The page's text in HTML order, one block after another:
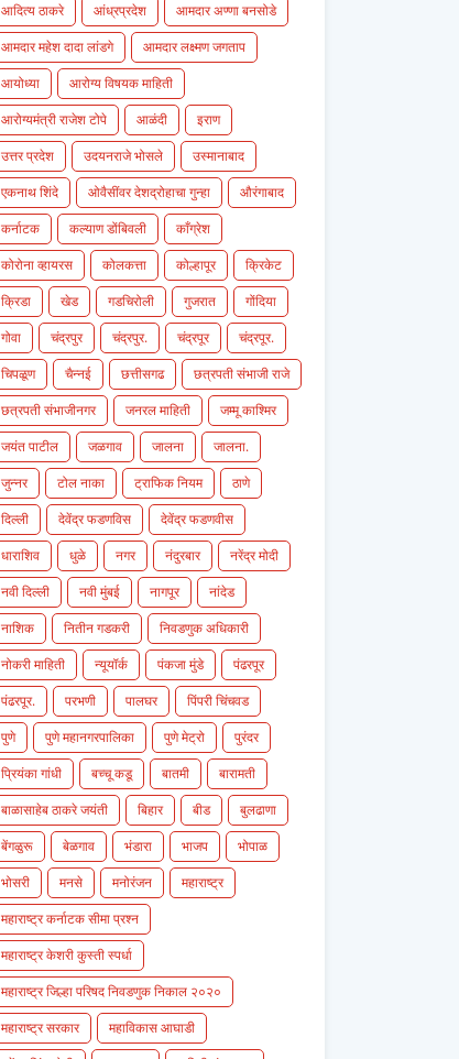
आदित्य ठाकरे
आंध्रप्रदेश
आमदार अण्णा बनसोडे
आमदार महेश दादा लांडगे
आमदार लक्ष्मण जगताप
आयोध्या
आरोग्य विषयक माहिती
आरोग्यमंत्री राजेश टोपे
आळंदी
इराण
उत्तर प्रदेश
उदयनराजे भोसले
उस्मानाबाद
एकनाथ शिंदे
ओवैसींवर देशद्रोहाचा गुन्हा
औरंगाबाद
कर्नाटक
कल्याण डोंबिवली
काँग्रेश
कोरोना व्हायरस
कोलकत्ता कोल्हापूर
क्रिकेट
क्रिडा
खेड गडचिरोली गुजरात
गोंदिया
गोवा
चंद्रपुर चंद्रपुर. चंद्रपूर
चंद्रपूर.
चिपळूण
चैन्नई छत्तीसगढ
छत्रपती संभाजी राजे
छत्रपती संभाजीनगर
जनरल माहिती
जम्मू काश्मिर
जयंत पाटील
जळगाव जालना
जालना.
जुन्नर
टोल नाका ट्राफिक नियम
ठाणे
दिल्ली
देवेंद्र फडणविस
देवेंद्र फडणवीस
धाराशिव
धुळे नगर नंदुरबार
नरेंद्र मोदी
नवी दिल्ली
नवी मुंबई नागपूर
नांदेड
नाशिक
नितीन गडकरी
निवडणुक अधिकारी
नोकरी माहिती
न्यूयॉर्क पंकजा मुंडे
पंढरपूर
पंढरपूर.
परभणी पालघर
पिंपरी चिंचवड
पुणे
पुणे महानगरपालिका पुणे मेट्रो
पुरंदर
प्रियंका गांधी
बच्चू कडू बातमी
बारामती
बाळासाहेब ठाकरे जयंती
बिहार बीड
बुलढाणा
बेंगळुरू
बेळगाव भंडारा भाजप
भोपाळ
भोसरी
मनसे मनोरंजन
महाराष्ट्र
महाराष्ट्र कर्नाटक सीमा प्रश्न
महाराष्ट्र केशरी कुस्ती स्पर्धा
महाराष्ट्र जिल्हा परिषद निवडणुक निकाल २०२०
महाराष्ट्र सरकार
महाविकास आघाडी